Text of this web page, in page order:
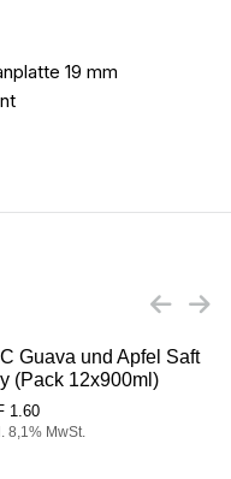
19 mm
Guava und Apfel Saft
(Pack 12x900ml)
1.60
8,1% MwSt.